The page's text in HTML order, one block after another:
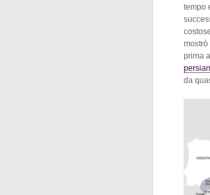
tempo
prima
da